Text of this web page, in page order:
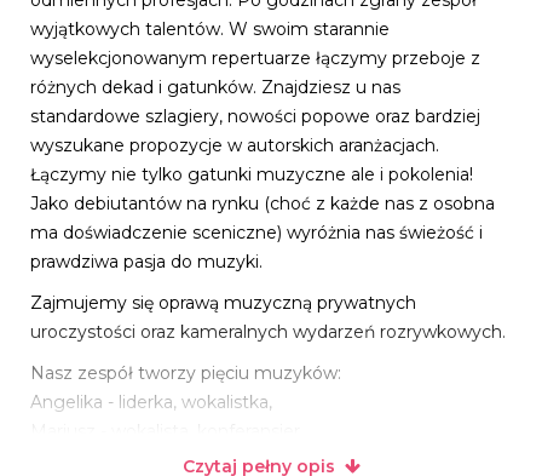
wyjątkowych talentów. W swoim starannie
wyselekcjonowanym repertuarze łączymy przeboje z
różnych dekad i gatunków. Znajdziesz u nas
standardowe szlagiery, nowości popowe oraz bardziej
wyszukane propozycje w autorskich aranżacjach.
Łączymy nie tylko gatunki muzyczne ale i pokolenia!
Jako debiutantów na rynku (choć z każde nas z osobna
ma doświadczenie sceniczne) wyróżnia nas świeżość i
prawdziwa pasja do muzyki.
Zajmujemy się oprawą muzyczną prywatnych
uroczystości oraz kameralnych wydarzeń rozrywkowych.
Nasz zespół tworzy pięciu muzyków:
Angelika - liderka, wokalistka,
Włodek- instrumenty klawiszowe,
Czytaj pełny opis